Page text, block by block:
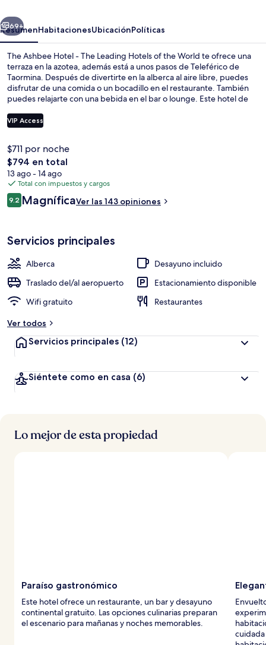
The
Leading
Hotels
of
the
World
Siguiente
69+
ResumenHabitacionesUbicaciónPolíticas
The Ashbee Hotel - The Leading Hotels of the World te ofrece una
terraza en la azotea, además está a unos pasos de Teleférico de
Taormina. Después de divertirte en la alberca al aire libre, puedes
disfrutar de una comida o un bocadillo en el restaurante. También
puedes relajarte con una bebida en el bar o lounge. Este hotel de
terraza. Otros visitantes hablan maravillas de las amenidades y
características como el personal amable.
VIP Access
$711 por noche
El
precio
total
es
de
$794 en total
13 ago - 14 ago
Total con impuestos y cargos
Opiniones
9.29.2 de 10,
MagníficaVer las 143 opiniones
Servicios principales
Alberca
Desayuno incluido
Traslado del/al aeropuerto
Estacionamiento disponible
Wifi gratuito
Restaurantes
Ver todos
Servicios principales (12)
Siéntete como en casa (6)
Lo mejor de esta propiedad
Paraíso gastronómico
Este hotel ofrece un restaurante, un bar y desayuno
continental gratuito. Las opciones culinarias preparan
el escenario para mañanas y noches memorables.